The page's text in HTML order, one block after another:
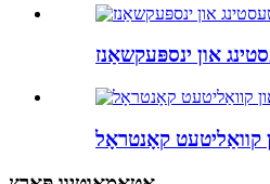
און ינספּעקשאַנז
קוואַליטעט קאָנטראָל